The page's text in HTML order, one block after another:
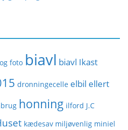
foto biavl biavl Ikast
dronningecelle elbil ellert
honning ilford J.C
kædesav miljøvenlig miniel